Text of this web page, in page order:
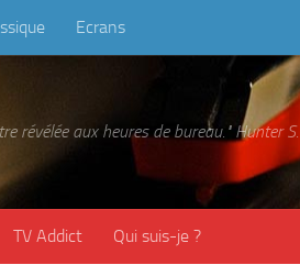
Ecrans
révélée aux heures de bureau." Hunter
TV Addict Qui suis-je ?